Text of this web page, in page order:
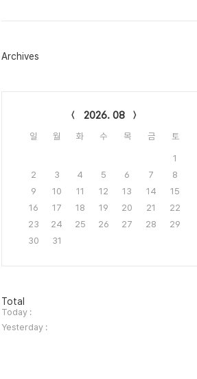
그
Archives
2026. 08
일 월 화 수 목 금 토
1
2
3 4 5 6 7
8
9
10 11 12 13 14
15
16
17 18 19 20 21
22
23
24 25 26 27 28
29
30
31
방
문
자
수
Total
Today :
Yesterday :